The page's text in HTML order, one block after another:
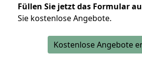
Füllen Sie jetzt das Formular
Sie kostenlose Angebote.
Kostenlose Angebote